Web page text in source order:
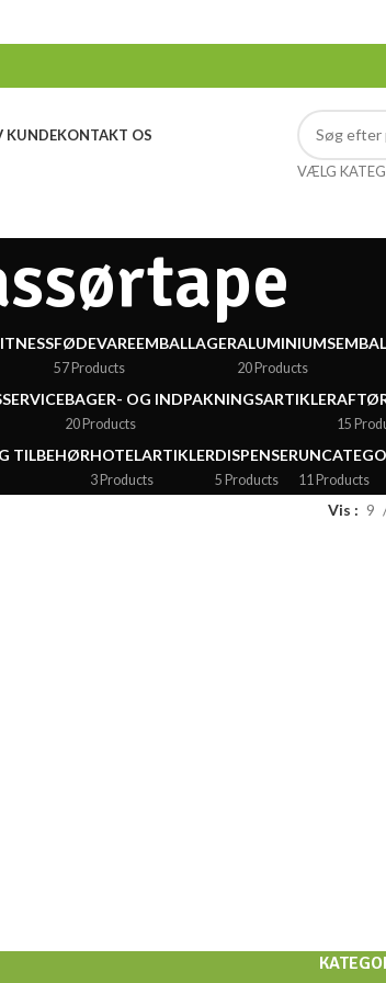
KUNDEKONTAKT OS
VÆLG
FØDEVAREEMBALLAGER
57 Products 20 Products
BAGER- OG INDPAKNINGSARTIKLER
20 Products 15
TILBEHØRHOTELARTIKLER
3 Products
DISPENSER
5 Products 11 Products
Vis 9